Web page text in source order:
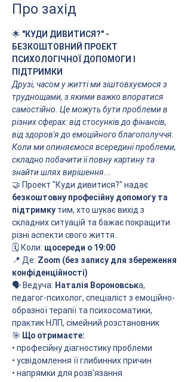
Про захід
🌟 "КУДИ ДИВИТИСЯ?" -
БЕЗКОШТОВНИЙ ПРОЕКТ
ПСИХОЛОГІЧНОЇ ДОПОМОГИ І
ПІДТРИМКИ
Друзі, часом у житті ми зіштовхуємося з
труднощами, з якими важко впоратися
самостійно. Це можуть бути проблеми в
різних сферах: від стосунків до фінансів,
від здоров'я до емоційного благополуччя.
Коли ми опиняємося всередині проблеми,
складно побачити її повну картину та
знайти шлях вирішення...
🤝 Проект "Куди дивитися?" надає
безкоштовну професійну допомогу та
підтримку тим, хто шукає вихід з
складних ситуацій та бажає покращити
різні аспекти свого життя.
🗓 Коли: щосереди о 19:00
📍 Де: Zoom (без запису для збереження
конфіденційності)
🗣 Ведуча: Наталія Вороновська,
педагог-психолог, спеціаліст з емоційно-
образної терапії та психосоматики,
практик НЛП, сімейний розстановник
🎯 Що отримаєте:
• професійну діагностику проблеми
• усвідомлення її глибинних причин
• напрямки для розв'язання